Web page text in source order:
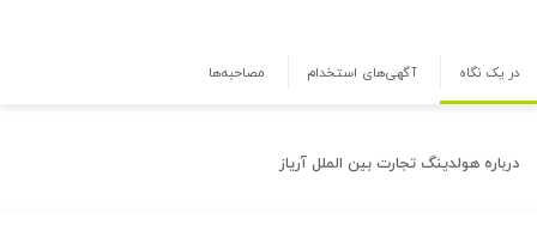
در یک نگاه آگهی‌های استخدام مصاحبه‌ها
درباره هولدینگ تجارت بین الملل آریاز